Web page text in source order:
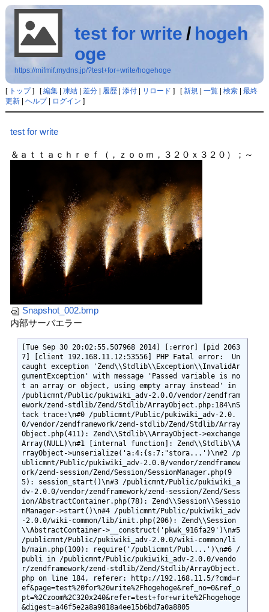
test for write / hogeh
oge
https://mifmif.mydns.jp/?test+for+write/hogehoge
[ トップ] [編集| 凍結| 差分| 履歴| 添付| リロード ] [新規| 一覧| 検索| 最終
更新| ヘルプ| ログイン ]
test for write
＆ａｔｔａｃｈｒｅｆ（，ｚｏｏｍ，３２０ｘ３２０）；～
Snapshot_002.bmp
内部サーバエラー
[Tue Sep 30 20:02:55.507968 2014] [:error] [pid 2063
7] [client 192.168.11.12:53556] PHP Fatal error:  Un
caught exception 'Zend\\Stdlib\\Exception\\InvalidAr
gumentException' with message 'Passed variable is no
t an array or object, using empty array instead' in
/publicmnt/Public/pukiwiki_adv-2.0.0/vendor/zendfram
ework/zend-stdlib/Zend/Stdlib/ArrayObject.php:184\nS
tack trace:\n#0 /publicmnt/Public/pukiwiki_adv-2.0.
0/vendor/zendframework/zend-stdlib/Zend/Stdlib/Array
Object.php(411): Zend\\Stdlib\\ArrayObject->exchange
Array(NULL)\n#1 [internal function]: Zend\\Stdlib\\A
rrayObject->unserialize('a:4:{s:7:"stora...')\n#2 /p
ublicmnt/Public/pukiwiki_adv-2.0.0/vendor/zendframew
ork/zend-session/Zend/Session/SessionManager.php(9
5): session_start()\n#3 /publicmnt/Public/pukiwiki_a
dv-2.0.0/vendor/zendframework/zend-session/Zend/Sess
ion/AbstractContainer.php(78): Zend\\Session\\Sessio
nManager->start()\n#4 /publicmnt/Public/pukiwiki_adv
-2.0.0/wiki-common/lib/init.php(206): Zend\\Session
\\AbstractContainer->__construct('pkwk_916fa29')\n#5
/publicmnt/Public/pukiwiki_adv-2.0.0/wiki-common/li
b/main.php(100): require('/publicmnt/Publ...')\n#6 /
publi in /publicmnt/Public/pukiwiki_adv-2.0.0/vendo
r/zendframework/zend-stdlib/Zend/Stdlib/ArrayObject.
php on line 184, referer: http://192.168.11.5/?cmd=r
ef&page=test%20for%20write%2Fhogehoge&ref_no=0&ref_o
pt=%2Czoom%2C320x240&refer=test+for+write%2Fhogehoge
&digest=a46f5e2a8a9818a4ee15b6bd7a0a8805